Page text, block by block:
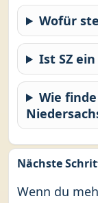
Wofür
Ist SZ
Wie
Nächste
Wenn du